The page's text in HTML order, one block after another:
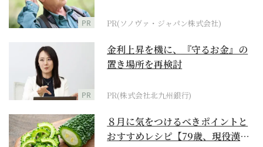
PR PR(ソノヴァ・ジャパン株式会社)
PR
金利上昇を機に、『守るお金』の
置き場所を再検討
PR(株式会社北九州銀行)
８月に気をつけるべきポイントと
おすすめレシピ【79歳、現役漢方